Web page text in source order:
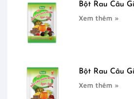
Bột Rau Câu
Xem thêm »
Bột Rau Câu
Xem thêm »